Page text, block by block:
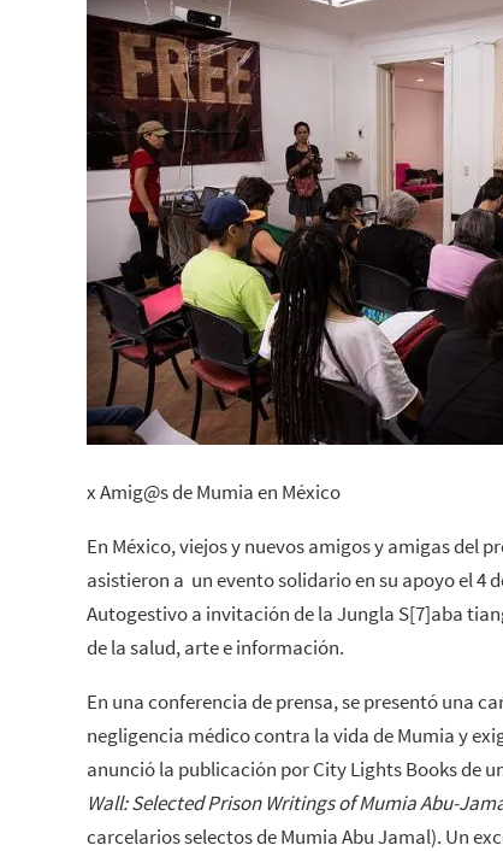
x Amig@s de Mumia en México
En México, viejos y nuevos amigos y amigas del
asistieron a un evento solidario en su apoyo el 4
Autogestivo a invitación de la Jungla S[7]aba
de la salud, arte e información.
En una conferencia de prensa, se presentó una
negligencia médico contra la vida de Mumia y
anunció la publicación por City Lights Books de
Wall: Selected Prison Writings of Mumia Abu-
carcelarios selectos de Mumia Abu Jamal). Un